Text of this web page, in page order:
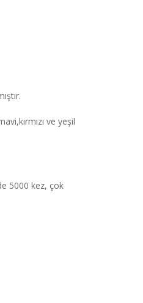
ve yeşil
5000 kez, çok